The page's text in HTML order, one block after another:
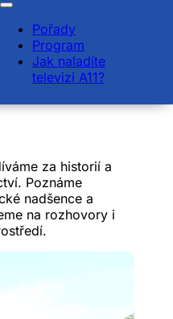
Pořady
Program
Jak naladíte
televizi A11?
A
za historií a
Poznáme
nadšence a
na rozhovory i